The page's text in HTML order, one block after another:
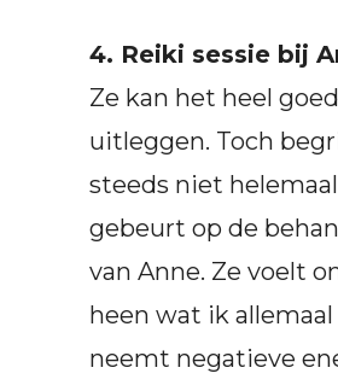
4. Reiki sessie bij
Ze kan het heel goed
uitleggen. Toch
steeds niet
gebeurt op de
van Anne. Ze voelt
heen wat ik
neemt negatieve